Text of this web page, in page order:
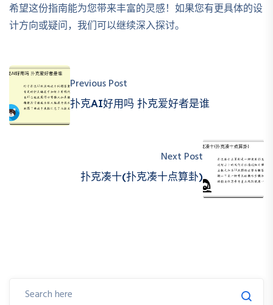
希望这份指南能为您带来丰富的灵感！如果您有更具体的设
计方向或疑问，我们可以继续深入探讨。
Previous Post
扑克AI好用吗 扑克爱好者是谁
Next Post
扑克凑十(扑克凑十点算卦)